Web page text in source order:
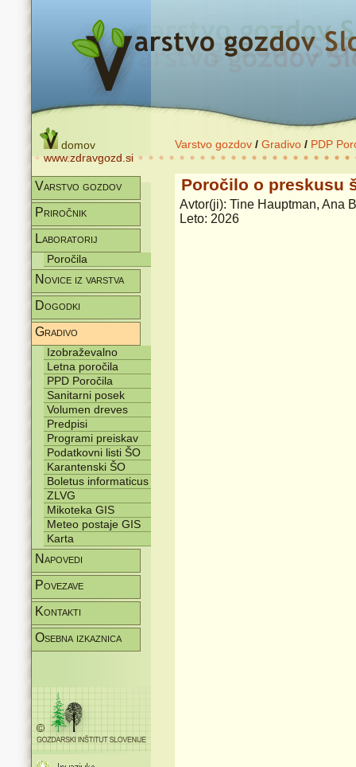
domov
www.zdravgozd.si
Varstvo gozdov / Gradivo / PDP
Varstvo gozdov
Priročnik
Laboratorij
Poročila
Novice iz varstva
Dogodki
Gradivo
Izobraževalno
Letna poročila
PPD Poročila
Sanitarni posek
Volumen dreves
Predpisi
Programi preiskav
Podatkovni listi ŠO
Karantenski ŠO
Boletus informaticus
ZLVG
Mikoteka GIS
Meteo postaje GIS
Karta
Napovedi
Povezave
Kontakti
Osebna izkaznica
Poročilo o preskusu
Avtor(ji): Tine Hauptman, Ana
Leto: 2026